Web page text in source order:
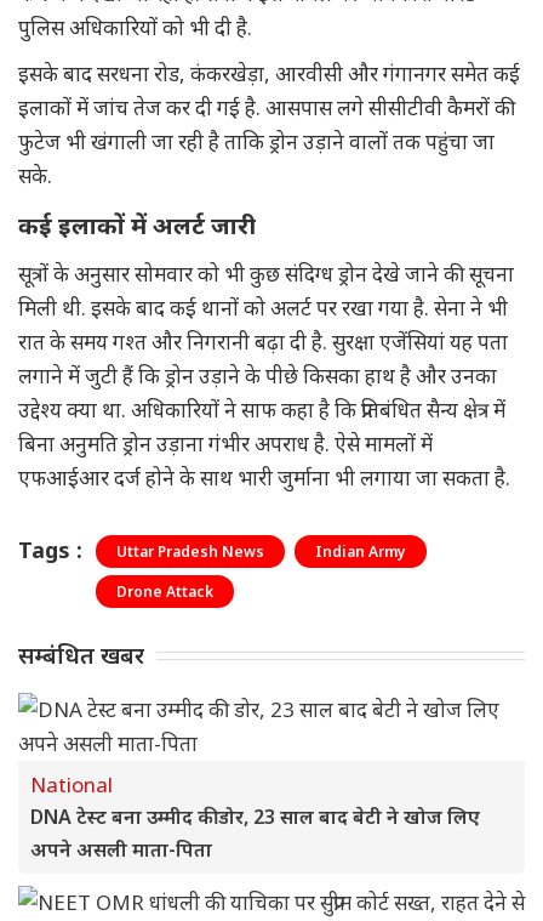
पुलिस अधिकारियों को भी दी है.
इसके बाद सरधना रोड, कंकरखेड़ा, आरवीसी और गंगानगर समेत कई
इलाकों में जांच तेज कर दी गई है. आसपास लगे सीसीटीवी कैमरों की
फुटेज भी खंगाली जा रही है ताकि ड्रोन उड़ाने वालों तक पहुंचा जा
सके.
कई इलाकों में अलर्ट जारी
सूत्रों के अनुसार सोमवार को भी कुछ संदिग्ध ड्रोन देखे जाने की सूचना
मिली थी. इसके बाद कई थानों को अलर्ट पर रखा गया है. सेना ने भी
रात के समय गश्त और निगरानी बढ़ा दी है. सुरक्षा एजेंसियां यह पता
लगाने में जुटी हैं कि ड्रोन उड़ाने के पीछे किसका हाथ है और उनका
उद्देश्य क्या था. अधिकारियों ने साफ कहा है कि प्रतिबंधित सैन्य क्षेत्र में
बिना अनुमति ड्रोन उड़ाना गंभीर अपराध है. ऐसे मामलों में
एफआईआर दर्ज होने के साथ भारी जुर्माना भी लगाया जा सकता है.
Tags : Uttar Pradesh News
Indian Army
Drone Attack
सम्बंधित खबर
National
DNA टेस्ट बना उम्मीद की डोर, 23 साल बाद बेटी ने खोज लिए
अपने असली माता-पिता